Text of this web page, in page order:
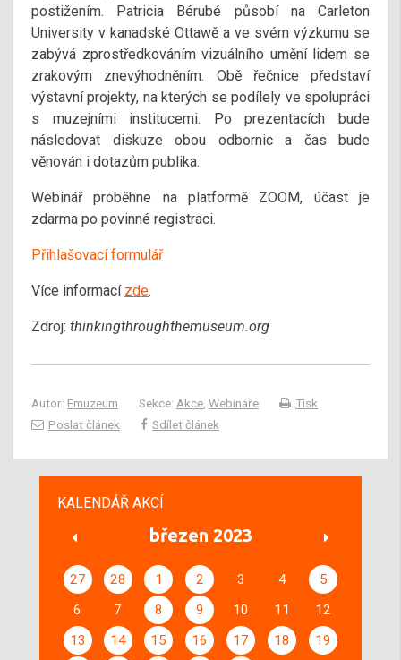
postižením. Patricia Bérubé působí na Carleton
University v kanadské Ottawě a ve svém výzkumu se
zabývá zprostředkováním vizuálního umění lidem se
zrakovým znevýhodněním. Obě řečnice představí
výstavní projekty, na kterých se podílely ve spolupráci
s muzejními institucemi. Po prezentacích bude
následovat diskuze obou odbornic a čas bude
věnován i dotazům publika.
Webinář proběhne na platformě ZOOM, účast je
zdarma po povinné registraci.
Přihlašovací formulář
Více informací zde.
Zdroj: thinkingthroughthemuseum.org
Autor: Emuzeum Sekce: Akce, Webináře
Tisk
Poslat článek
Sdílet článek
KALENDÁŘ AKCÍ
březen 2023
27 28 1 2 3 4
5
6
7 8 9 10 11
12
13
14 15 16 17 18
19